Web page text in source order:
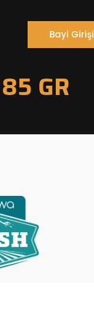
Bayi Girişi
GR